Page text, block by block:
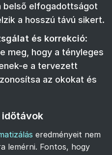
belső elfogadottságot
a hosszú távú sikert.
és korrekció:
meg, hogy a tényleges
e a tervezett
az okokat és
időtávok
eredményeit nem
lemérni. Fontos, hogy